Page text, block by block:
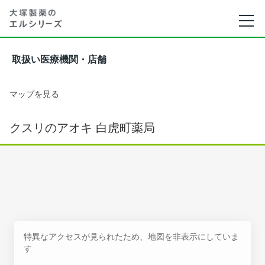
取扱い医療機関・店舗
マップを見る
クスリのアオキ 白虎町薬局
特異なアクセスが見られたため、地図を非表示にしていま
す